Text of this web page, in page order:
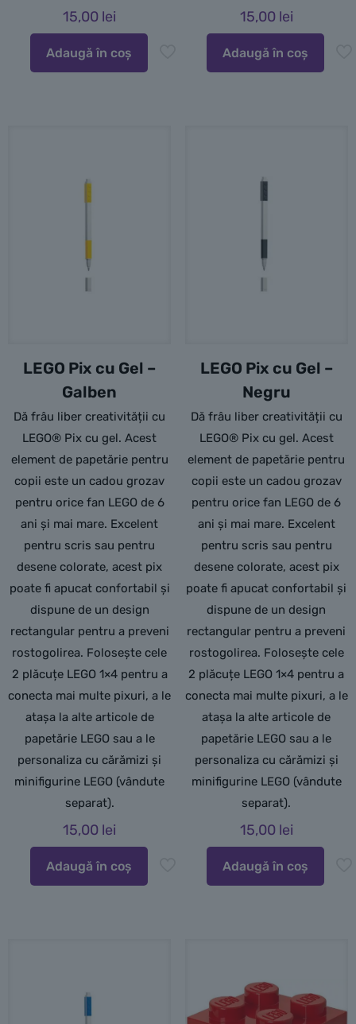
15,00 lei
Adaugă în coș
15,00 lei
Adaugă în coș
LEGO Pix cu Gel –
Galben
Dă frâu liber creativității cu
LEGO® Pix cu gel. Acest
element de papetărie pentru
copii este un cadou grozav
pentru orice fan LEGO de 6
ani și mai mare. Excelent
pentru scris sau pentru
desene colorate, acest pix
poate fi apucat confortabil și
dispune de un design
rectangular pentru a preveni
rostogolirea. Folosește cele
2 plăcuțe LEGO 1×4 pentru a
conecta mai multe pixuri, a le
atașa la alte articole de
papetărie LEGO sau a le
personaliza cu cărămizi și
minifigurine LEGO (vândute
separat).
15,00 lei
Adaugă în coș
LEGO Pix cu Gel –
Negru
Dă frâu liber creativității cu
LEGO® Pix cu gel. Acest
element de papetărie pentru
copii este un cadou grozav
pentru orice fan LEGO de 6
ani și mai mare. Excelent
pentru scris sau pentru
desene colorate, acest pix
poate fi apucat confortabil și
dispune de un design
rectangular pentru a preveni
rostogolirea. Folosește cele
2 plăcuțe LEGO 1×4 pentru a
conecta mai multe pixuri, a le
atașa la alte articole de
papetărie LEGO sau a le
personaliza cu cărămizi și
minifigurine LEGO (vândute
separat).
15,00 lei
Adaugă în coș